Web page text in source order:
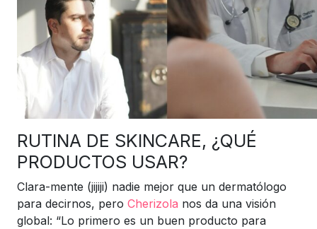
RUTINA DE SKINCARE, ¿QUÉ
PRODUCTOS USAR?
Clara-mente (jijiji) nadie mejor que un dermatólogo
para decirnos, pero Cherizola nos da una visión
global: “Lo primero es un buen producto para